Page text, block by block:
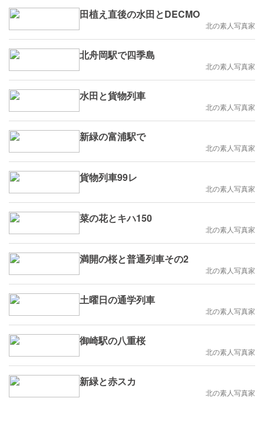
田植え直後の水田とDECMO
北の素人写真家
北舟岡駅で四季島
北の素人写真家
水田と貨物列車
北の素人写真家
新緑の富浦駅で
北の素人写真家
貨物列車99レ
北の素人写真家
菜の花とキハ150
北の素人写真家
満開の桜と普通列車その2
北の素人写真家
土曜日の通学列車
北の素人写真家
御崎駅の八重桜
北の素人写真家
新緑と赤スカ
北の素人写真家